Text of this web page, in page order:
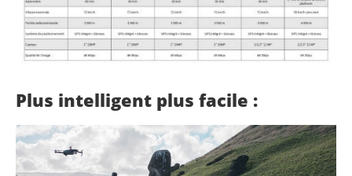
Plus intelligent plus facile :